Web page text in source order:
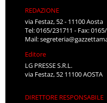
REDAZIONE
via Festaz, 52 - 11100 Aosta
Tel: 0165/231711 - Fax:
Mail:
Editore
LG PRESSE S.R.L.
via Festaz, 52 11100 AOSTA
DIRETTORE RESPONSABILE